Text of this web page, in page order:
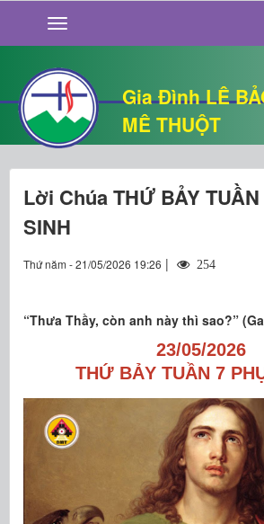
Gia Đình LÊ
MÊ THUỘT
GIỚI THIỆU
TIN TỨC
SỐNG ĐẠO
CHUYỆN NHÀ
QUÁN VĂN
THƯ GIÃN
Lời Chúa THỨ BẢY
SINH
Thứ năm - 21/05/2026 19:26 | 254
“Thưa Thầy, còn anh này thì sao?”
23/05/2026
THỨ BẢY TUẦN 7